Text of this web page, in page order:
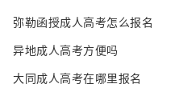
弥勒函授成人高考怎么报名
异地成人高考方便吗
大同成人高考在哪里报名